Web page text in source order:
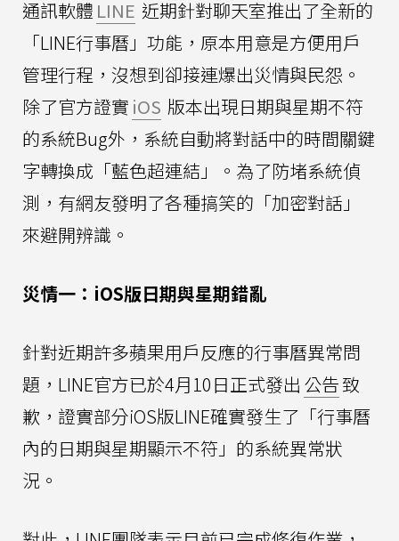
通訊軟體 LINE 近期針對聊天室推出了全新的
「LINE行事曆」功能，原本用意是方便用戶
管理行程，沒想到卻接連爆出災情與民怨。
除了官方證實 iOS 版本出現日期與星期不符
的系統Bug外，系統自動將對話中的時間關鍵
字轉換成「藍色超連結」。為了防堵系統偵
測，有網友發明了各種搞笑的「加密對話」
來避開辨識。
災情一：iOS版日期與星期錯亂
針對近期許多蘋果用戶反應的行事曆異常問
題，LINE官方已於4月10日正式發出 公告致
歉，證實部分iOS版LINE確實發生了「行事曆
內的日期與星期顯示不符」的系統異常狀
況。